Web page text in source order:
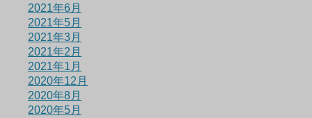
2021年6月
2021年5月
2021年3月
2021年2月
2021年1月
2020年12月
2020年8月
2020年5月